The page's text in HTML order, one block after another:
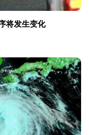
将发生变化